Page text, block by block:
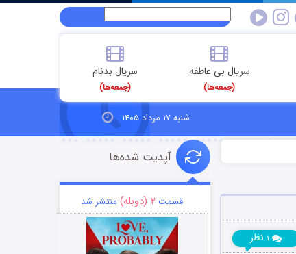
سریال بی عاطفه
(جمعه‌ها)
سریال بدنام
(جمعه‌ها)
شنبه ۱۷ مرداد ۱۴۰۵
۱ نظر
آپدیت شده‌ها
قسمت ۲ (دوبله) منتشر شد